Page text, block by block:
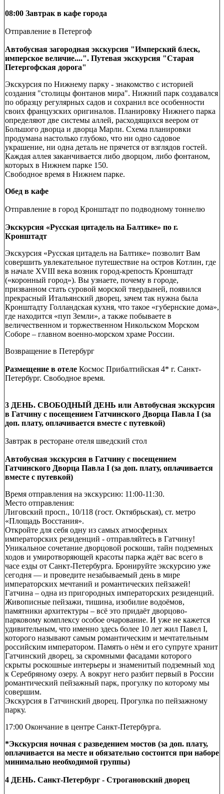
08:00 Завтрак в кафе города
Отправление в Петергоф
Автобусная загородная экскурсия "Имперский блеск,
имперское величие....". Путевая экскурсия "Старая
Петергофская дорога"
Экскурсия по Нижнему парку - знакомство с историей
создания "столицы фонтанов мира". Нижний парк создавался
по образцу регулярных садов и сохранил все особенности
своих французских оригиналов. Планировку Нижнего парка
определяют две системы аллей, расходящихся веером от
Большого дворца и дворца Марли. Схема планировки
продумана настолько глубоко, что ни одно садовое
украшение, ни одна деталь не прячется от взглядов гостей.
Каждая аллея заканчивается либо дворцом, либо фонтаном,
которых в Нижнем парке 150.
Свободное время в Нижнем парке.
Обед в кафе
Отправление в город Кронштадт по подводному тоннелю
Экскурсия «Русская цитадель на Балтике» по г.
Кронштадт
Экскурсия «Русская цитадель на Балтике» позволит Вам
совершить увлекательное путешествие на остров Котлин, где
в начале XVIII века возник город-крепость Кронштадт
(«коронный город»). Вы узнаете, почему в городе,
призванном стать суровой морской твердыней, появился
прекрасный Итальянский дворец, зачем так нужна была
Кронштадту Голландская кухня, что такое «губернские дома»,
где находится «пуп Земли», а также побываете в
величественном и торжественном Никольском Морском
Соборе – главном военно-морском храме России.
Возвращение в Петербург
Размещение в отеле Космос Прибалтийская 4* г. Санкт-
Петербург. Свободное время.
3 ДЕНЬ. СВОБОДНЫЙ ДЕНЬ или Автобусная экскурсия
в Гатчину с посещением Гатчинского Дворца Павла I (за
доп. плату, оплачивается вместе с путевкой)
Завтрак в ресторане отеля шведский стол
Автобусная экскурсия в Гатчину с посещением
Гатчинского Дворца Павла I (за доп. плату, оплачивается
вместе с путевкой)
Время отправления на экскурсию: 11:00-11:30.
Место отправления:
Лиговский просп., 10/118 (гост. Октябрьская), ст. метро
«Площадь Восстания».
Откройте для себя одну из самых атмосферных
императорских резиденций - отправляйтесь в Гатчину!
Уникальное сочетание дворцовой роскоши, тайн подземных
ходов и умиротворяющей красоты парка ждёт вас всего в
часе езды от Санкт-Петербурга. Бронируйте экскурсию уже
сегодня — и проведите незабываемый день в мире
императорских мечтаний и романтических пейзажей!
Гатчина – одна из пригородных императорских резиденций.
Живописные пейзажи, тишина, изобилие водоёмов,
памятники архитектуры – всё это придаёт дворцово-
парковому комплексу особое очарование. И уже не кажется
удивительным, что именно здесь более 10 лет жил Павел I,
которого называют самым романтическим и мечтательным
российским императором. Память о нём и его супруге хранит
Гатчинский дворец, за скромными фасадами которого
скрыты роскошные интерьеры и знаменитый подземный ход
к Серебряному озеру. А вокруг него разбит первый в России
романтический пейзажный парк, прогулку по которому мы
совершим.
Экскурсия в Гатчинский дворец. Прогулка по пейзажному
парку.
17:00 Окончание в центре Санкт-Петербурга.
*Экскурсия ночная с разведением мостов (за доп. плату,
оплачивается на месте и обязательно состоится при наборе
минимально необходимой группы)
4 ДЕНЬ. Санкт-Петербург - Строгановский дворец